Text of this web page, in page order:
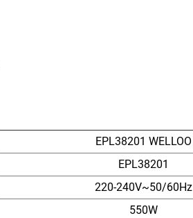
EPL38201 WELLOO
EPL38201
220-240V~50/60Hz
550W